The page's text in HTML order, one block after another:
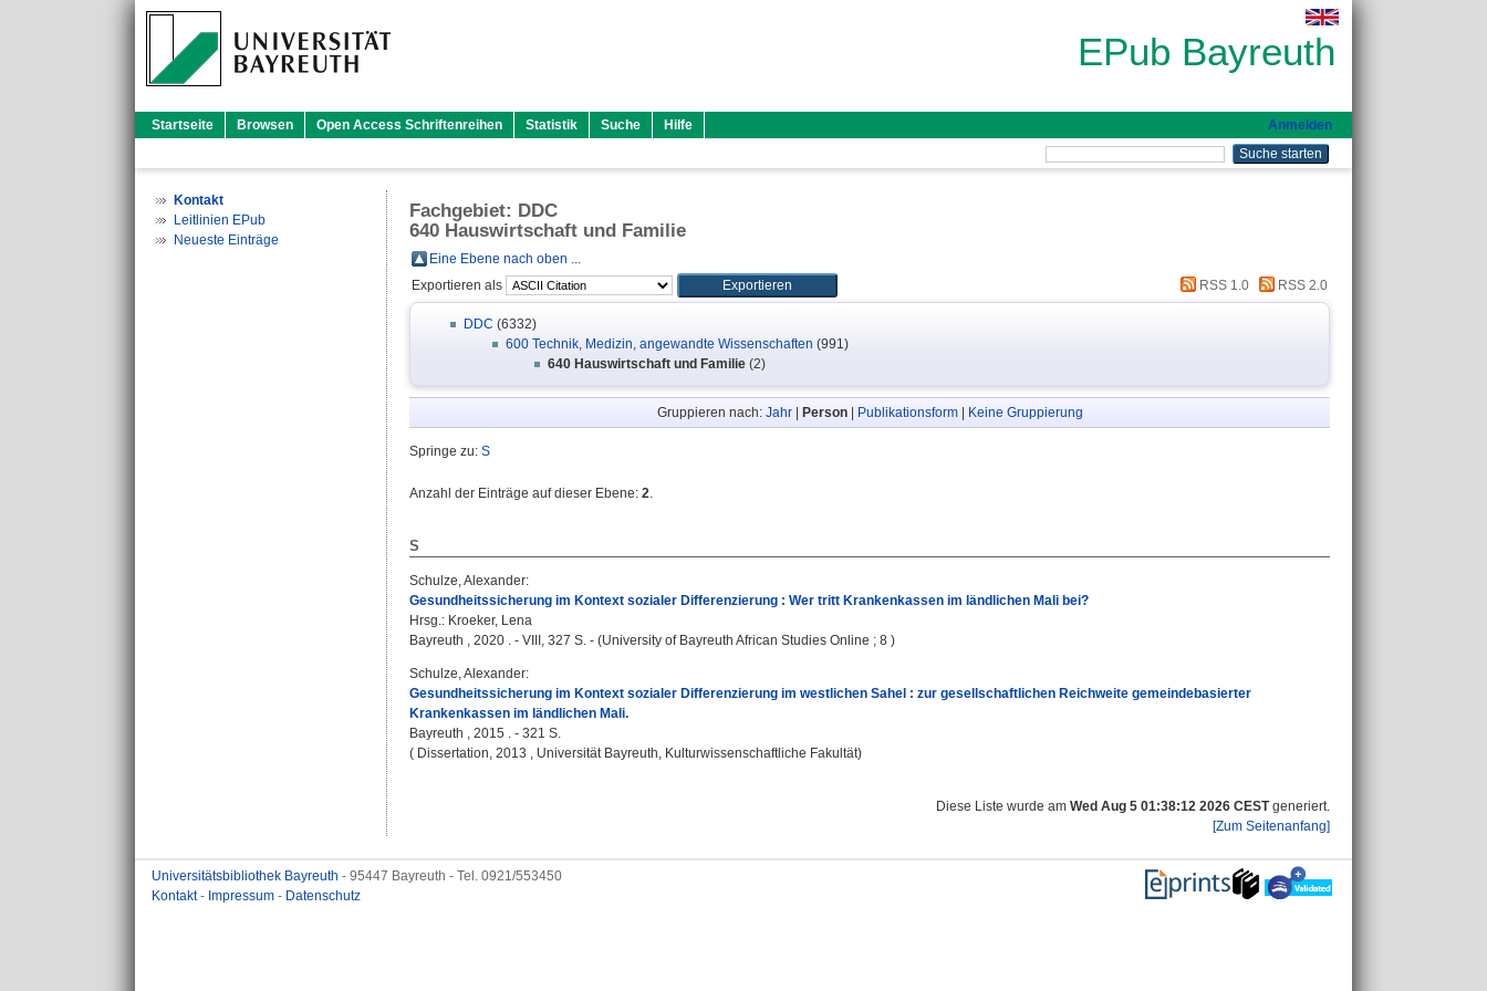
EPub Bayreuth
Startseite Browsen Open Access Schriftenreihen Statistik Suche Hilfe Anmelden
Kontakt
Leitlinien EPub
Neueste Einträge
Fachgebiet: DDC
640 Hauswirtschaft und Familie
Eine Ebene nach oben ...
Exportieren als
RSS 1.0 RSS 2.0
DDC (6332)
600 Technik, Medizin, angewandte Wissenschaften (991)
640 Hauswirtschaft und Familie (2)
Gruppieren nach: Jahr| Person| Publikationsform| Keine Gruppierung
Springe zu: S
Anzahl der Einträge auf dieser Ebene: 2.
S
Schulze, Alexander:
Gesundheitssicherung im Kontext sozialer Differenzierung : Wer tritt Krankenkassen im ländlichen Mali bei?
Hrsg.: Kroeker, Lena
Bayreuth , 2020 . - VIII, 327 S. - (University of Bayreuth African Studies Online ; 8 )
Schulze, Alexander:
Gesundheitssicherung im Kontext sozialer Differenzierung im westlichen Sahel : zur gesellschaftlichen Reichweite gemeindebasierter
Krankenkassen im ländlichen Mali.
Bayreuth , 2015 . - 321 S.
( Dissertation, 2013 , Universität Bayreuth, Kulturwissenschaftliche Fakultät)
Diese Liste wurde am Wed Aug 5 01:38:12 2026 CESTgeneriert.
[Zum Seitenanfang]
Universitätsbibliothek Bayreuth - 95447 Bayreuth - Tel. 0921/553450
Kontakt- Impressum - Datenschutz